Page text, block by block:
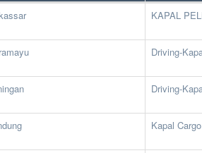
KAPAL
Driving-
Driving-
Kapal Cargo